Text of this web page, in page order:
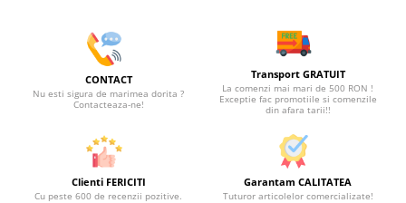
CONTACT
Nu esti sigura de marimea dorita ?
Contacteaza-ne!
Transport GRATUIT
La comenzi mai mari de 500 RON !
Exceptie fac promotiile si comenzile
din afara tarii!!
Clienti FERICITI
Cu peste 600 de recenzii pozitive.
Garantam CALITATEA
Tuturor articolelor comercializate!